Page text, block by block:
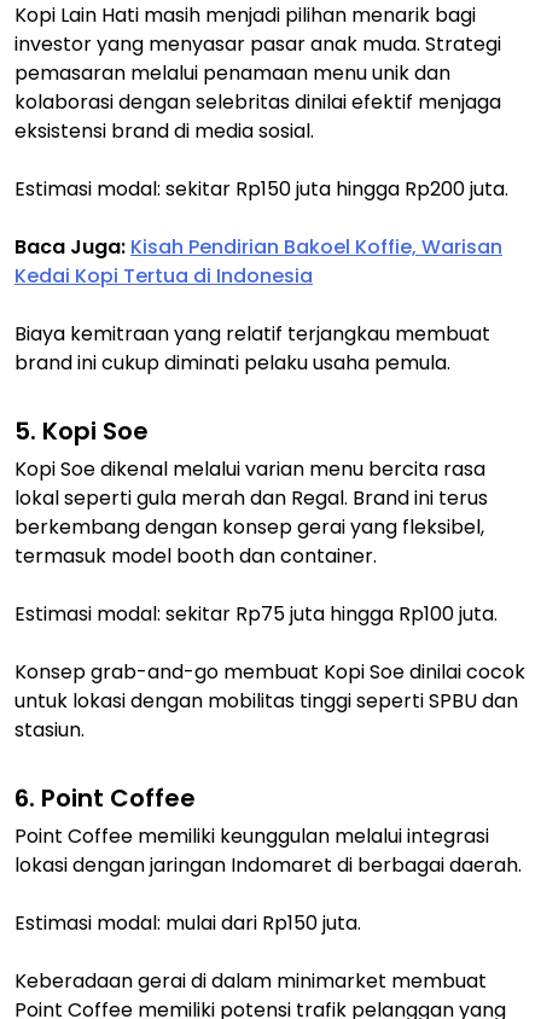
Kopi Lain Hati masih menjadi pilihan menarik bagi
investor yang menyasar pasar anak muda. Strategi
pemasaran melalui penamaan menu unik dan
kolaborasi dengan selebritas dinilai efektif menjaga
eksistensi brand di media sosial.
Estimasi modal: sekitar Rp150 juta hingga Rp200 juta.
Baca Juga: Kisah Pendirian Bakoel Koffie, Warisan
Kedai Kopi Tertua di Indonesia
Biaya kemitraan yang relatif terjangkau membuat
brand ini cukup diminati pelaku usaha pemula.
5. Kopi Soe
Kopi Soe dikenal melalui varian menu bercita rasa
lokal seperti gula merah dan Regal. Brand ini terus
berkembang dengan konsep gerai yang fleksibel,
termasuk model booth dan container.
Estimasi modal: sekitar Rp75 juta hingga Rp100 juta.
Konsep grab-and-go membuat Kopi Soe dinilai cocok
untuk lokasi dengan mobilitas tinggi seperti SPBU dan
stasiun.
6. Point Coffee
Point Coffee memiliki keunggulan melalui integrasi
lokasi dengan jaringan Indomaret di berbagai daerah.
Estimasi modal: mulai dari Rp150 juta.
Keberadaan gerai di dalam minimarket membuat
Point Coffee memiliki potensi trafik pelanggan yang